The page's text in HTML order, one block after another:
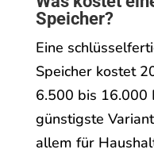
Speicher?
Eine
Speicher kostet
6.500 bis 16.000
günstigste
allem für